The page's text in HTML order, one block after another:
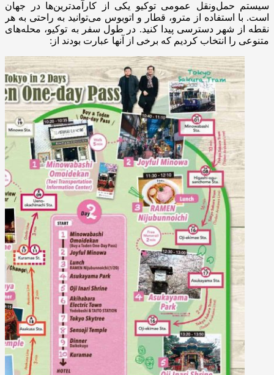
سیستم حمل‌ونقل عمومی توکیو یکی از کارآمدترین‌ها در جهان
است. با استفاده از مترو، قطار و اتوبوس می‌توانید به راحتی به هر
نقطه از شهر دسترسی پیدا کنید. در طول سفر به توکیو، محله‌های
متنوعی را انتخاب کردیم که برخی از آنها عبارت بودند از: